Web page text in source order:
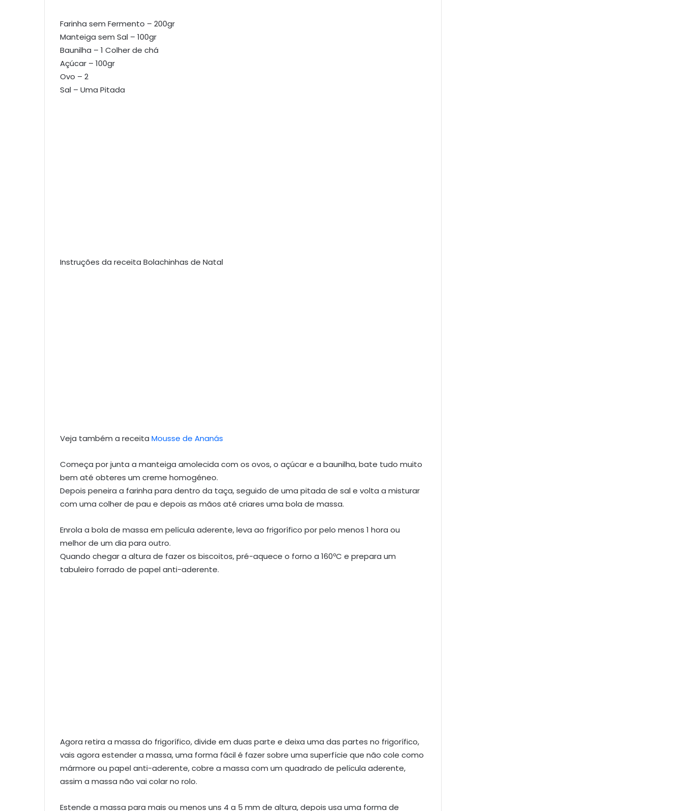
Farinha sem Fermento – 200gr
Manteiga sem Sal – 100gr
Baunilha – 1 Colher de chá
Açúcar – 100gr
Ovo – 2
Sal – Uma Pitada
Instruções da receita Bolachinhas de Natal
Veja também a receita Mousse de Ananás
Começa por junta a manteiga amolecida com os ovos, o açúcar e a baunilha, bate tudo muito
bem até obteres um creme homogéneo.
Depois peneira a farinha para dentro da taça, seguido de uma pitada de sal e volta a misturar
com uma colher de pau e depois as mãos até criares uma bola de massa.
Enrola a bola de massa em película aderente, leva ao frigorífico por pelo menos 1 hora ou
melhor de um dia para outro.
Quando chegar a altura de fazer os biscoitos, pré-aquece o forno a 160ºC e prepara um
tabuleiro forrado de papel anti-aderente.
Agora retira a massa do frigorífico, divide em duas parte e deixa uma das partes no frigorífico,
vais agora estender a massa, uma forma fácil é fazer sobre uma superfície que não cole como
mármore ou papel anti-aderente, cobre a massa com um quadrado de película aderente,
assim a massa não vai colar no rolo.
Estende a massa para mais ou menos uns 4 a 5 mm de altura, depois usa uma forma de